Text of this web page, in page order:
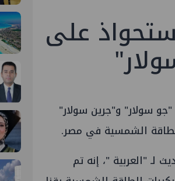
على
سولار" و"جرين سولار"
الشمسية في مصر.
"العربية "، إنه تم